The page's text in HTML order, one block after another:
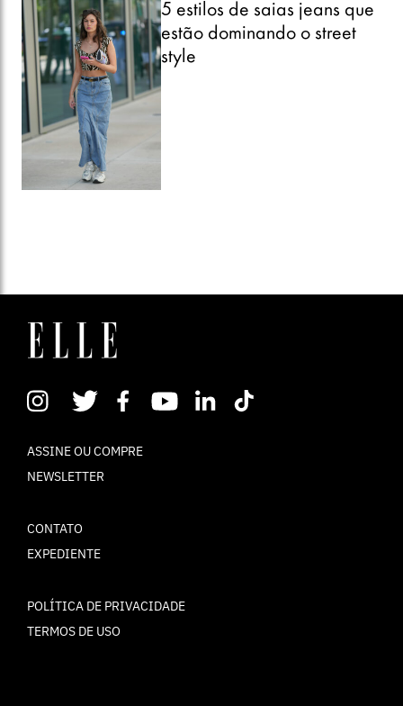
5 estilos de saias jeans que
estão dominando o street
style
ASSINE OU COMPRE
NEWSLETTER
CONTATO
EXPEDIENTE
POLÍTICA DE PRIVACIDADE
TERMOS DE USO